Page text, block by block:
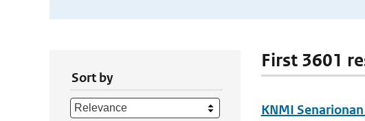
Sort by
First 3601
KNMI